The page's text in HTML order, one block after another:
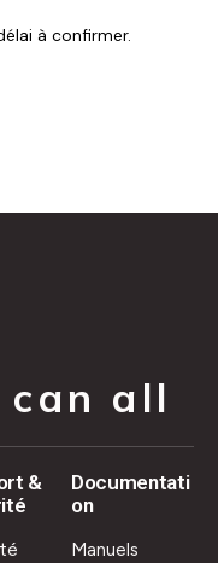
à confirmer.
&
Documentati
on
Manuels